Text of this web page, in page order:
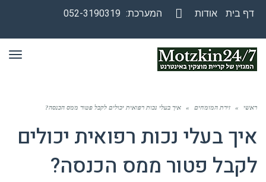
דף בית
אודות
המערכת: 052-3190319
ראשי » זירת המומחים » איך בעלי נכות רפואית יכולים לקבל פטור ממס הכנסה?
איך בעלי נכות רפואית יכולים
לקבל פטור ממס הכנסה?